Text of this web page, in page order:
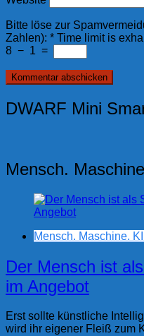
Bitte löse zur
Zahlen): * Time limit is
8 − 1 =
DWARF Mini
Mensch.
Mensch. Maschine.
Der Mensch ist
im Angebot
Erst sollte künstliche
wird ihr eigener Fleiß zum